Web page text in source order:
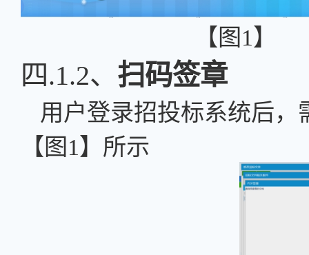
【图 1】
四.1.2、 扫码签章
用户登录招投标系统后
【图 1】所示